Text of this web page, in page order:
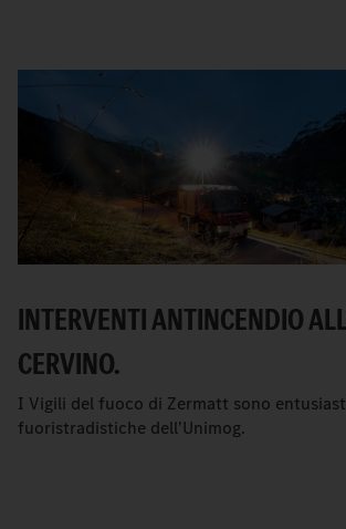
INTERVENTI ANTINCENDIO
CERVINO.
I Vigili del fuoco di Zermatt sono
fuoristradistiche dell'Unimog.